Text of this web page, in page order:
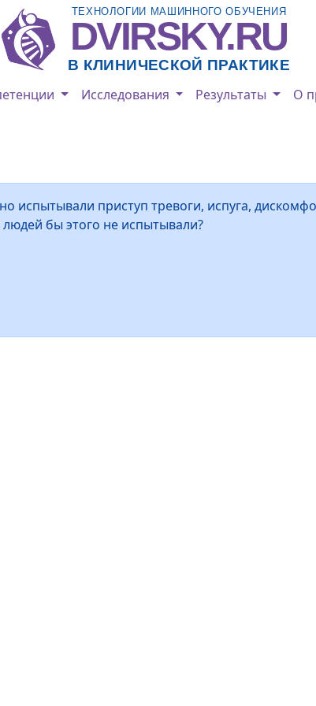
ТЕХНОЛОГИИ МАШИННОГО ОБУЧЕНИЯ
DVIRSKY.RU
В КЛИНИЧЕСКОЙ ПРАКТИКЕ
Исследования Результаты О
испытывали приступ тревоги, испуга,
бы этого не испытывали?